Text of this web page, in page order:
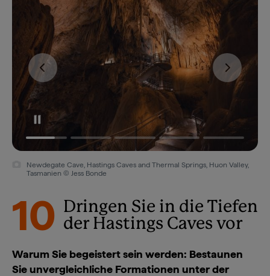
Newdegate Cave, Hastings Caves and Thermal Springs, Huon Valley,
Tasmanien © Jess Bonde
10
Dringen Sie in die Tiefen
der Hastings Caves vor
Warum Sie begeistert sein werden: Bestaunen
Sie unvergleichliche Formationen unter der